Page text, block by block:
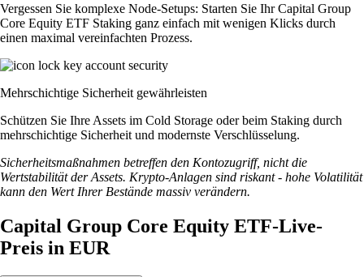
Vergessen Sie komplexe Node-Setups: Starten Sie Ihr Capital Group
Core Equity ETF Staking ganz einfach mit wenigen Klicks durch
einen maximal vereinfachten Prozess.
Mehrschichtige Sicherheit gewährleisten
Schützen Sie Ihre Assets im Cold Storage oder beim Staking durch
mehrschichtige Sicherheit und modernste Verschlüsselung.
Sicherheitsmaßnahmen betreffen den Kontozugriff, nicht die
Wertstabilität der Assets. Krypto-Anlagen sind riskant - hohe Volatilität
kann den Wert Ihrer Bestände massiv verändern.
Capital Group Core Equity ETF-Live-
Preis in EUR